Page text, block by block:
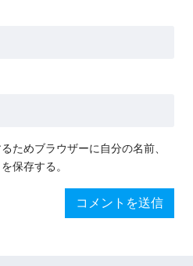
ためブラウザーに自分の名前、
保存する。